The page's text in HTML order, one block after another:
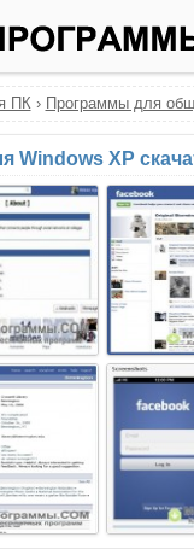
ПК› Программы для
Windows XP